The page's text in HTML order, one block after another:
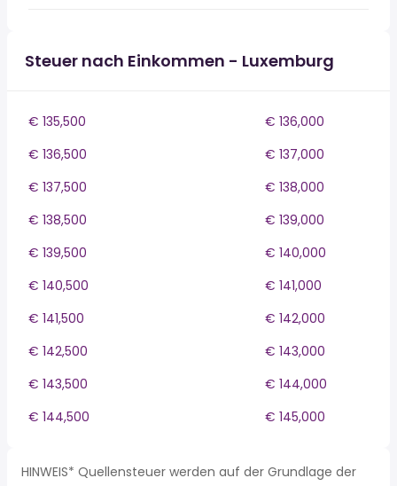
Steuer nach Einkommen - Luxemburg
€ 135,500
€ 136,000
€ 136,500
€ 137,000
€ 137,500
€ 138,000
€ 138,500
€ 139,000
€ 139,500
€ 140,000
€ 140,500
€ 141,000
€ 141,500
€ 142,000
€ 142,500
€ 143,000
€ 143,500
€ 144,000
€ 144,500
€ 145,000
HINWEIS* Quellensteuer werden auf der Grundlage der